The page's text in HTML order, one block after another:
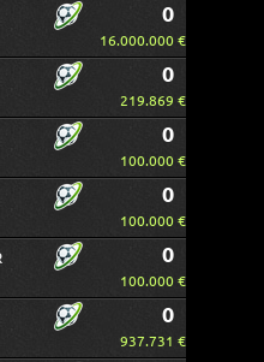
0
16.000.000 €
0
219.869 €
0
100.000 €
0
100.000 €
0
100.000 €
0
937.731 €